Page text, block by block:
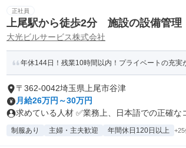
正社員
上尾駅から徒歩2分 施設の設備管理
大光ビルサービス株式会社
年休144日！残業10時間以内！プライベートの充実
〒362-0042埼玉県上尾市谷津
月給26万円～30万円
求めている人材 ✅業務上、日本語での正確な
制服あり 主婦・主夫歓迎 年間休日120日以上 +25